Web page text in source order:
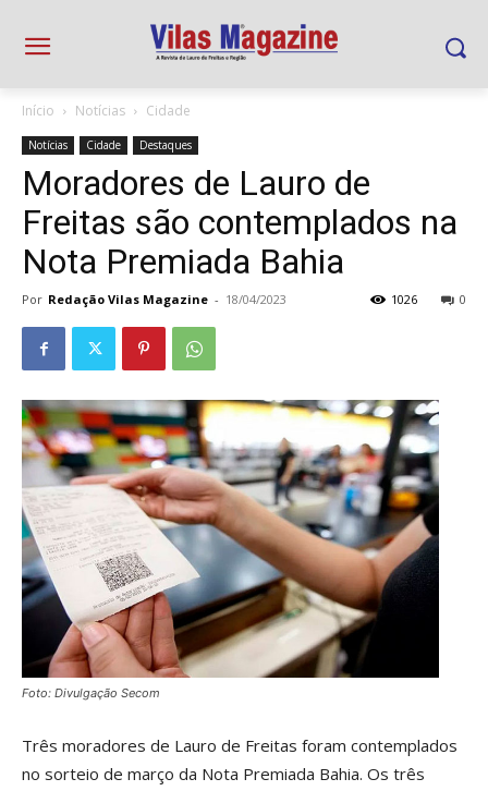
Início Notícias Cidade
Notícias Cidade Destaques
Moradores de Lauro de
Freitas são contemplados na
Nota Premiada Bahia
Por Redação Vilas Magazine - 18/04/2023 0
1026
Foto: Divulgação Secom
Três moradores de Lauro de Freitas foram contemplados
no sorteio de março da Nota Premiada Bahia. Os três